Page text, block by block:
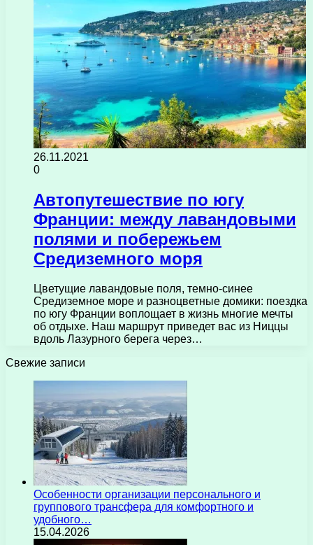
26.11.2021
0
Автопутешествие по югу
Франции: между лавандовыми
полями и побережьем
Средиземного моря
Цветущие лавандовые поля, темно-синее
Средиземное море и разноцветные домики: поездка
по югу Франции воплощает в жизнь многие мечты
об отдыхе. Наш маршрут приведет вас из Ниццы
вдоль Лазурного берега через…
Свежие записи
Особенности организации персонального и
группового трансфера для комфортного и
удобного…
15.04.2026